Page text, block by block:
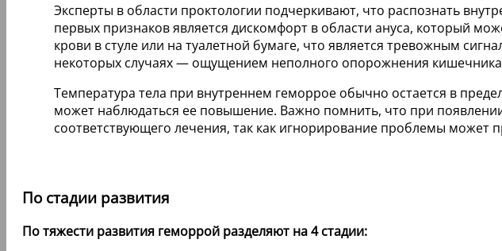
Эксперты в области проктологии подчеркивают, что распознать
первых признаков является дискомфорт в области ануса, который
крови в стуле или на туалетной бумаге, что является тревожным
некоторых случаях — ощущением неполного опорожнения
Температура тела при внутреннем геморрое обычно остается в
может наблюдаться ее повышение. Важно помнить, что при
соответствующего лечения, так как игнорирование проблемы может
По стадии развития
По тяжести развития геморрой разделяют на 4 стадии: